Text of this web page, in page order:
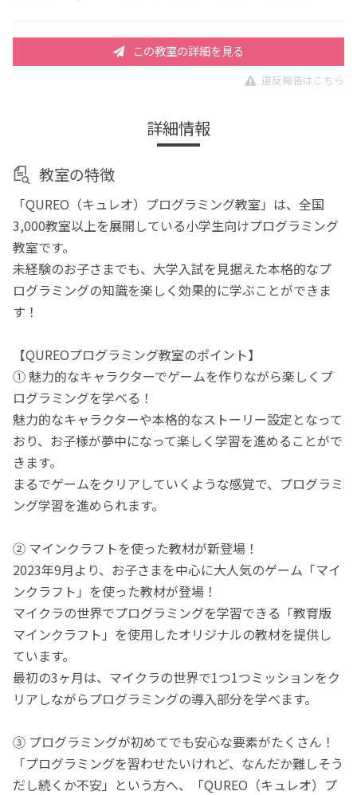
この教室の詳細を見る
違反報告はこちら
詳細情報
教室の特徴
「QUREO（キュレオ）プログラミング教室」は、全国
3,000教室以上を展開している小学生向けプログラミング
教室です。
未経験のお子さまでも、大学入試を見据えた本格的なプ
ログラミングの知識を楽しく効果的に学ぶことができま
す！
【QUREOプログラミング教室のポイント】
① 魅力的なキャラクターでゲームを作りながら楽しくプ
ログラミングを学べる！
魅力的なキャラクターや本格的なストーリー設定となって
おり、お子様が夢中になって楽しく学習を進めることがで
きます。
まるでゲームをクリアしていくような感覚で、プログラミ
ング学習を進められます。
② マインクラフトを使った教材が新登場！
2023年9月より、お子さまを中心に大人気のゲーム「マイ
ンクラフト」を使った教材が登場！
マイクラの世界でプログラミングを学習できる「教育版
マインクラフト」を使用したオリジナルの教材を提供し
ています。
最初の3ヶ月は、マイクラの世界で1つ1つミッションをク
リアしながらプログラミングの導入部分を学べます。
③ プログラミングが初めてでも安心な要素がたくさん！
「プログラミングを習わせたいけれど、なんだか難しそう
だし続くか不安」という方へ、「QUREO（キュレオ）プ